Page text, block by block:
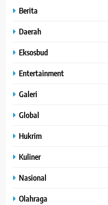
Berita
Daerah
Eksosbud
Entertainment
Galeri
Global
Hukrim
Kuliner
Nasional
Olahraga